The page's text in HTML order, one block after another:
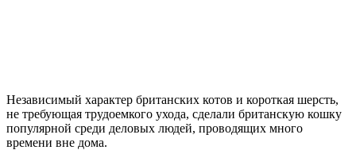
Независимый характер британских котов и короткая шерсть,
не требующая трудоемкого ухода, сделали британскую кошку
популярной среди деловых людей, проводящих много
времени вне дома.